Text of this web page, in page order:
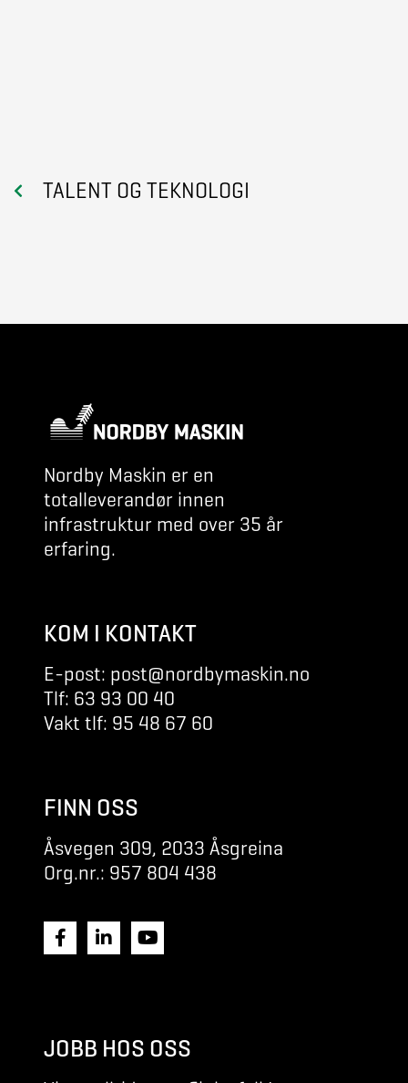
TALENT OG TEKNOLOGI
Nordby Maskin er en
totalleverandør innen
infrastruktur med over 35 år
erfaring.
KOM I KONTAKT
E-post: post@nordbymaskin.no
Tlf: 63 93 00 40
Vakt tlf: 95 48 67 60
FINN OSS
Åsvegen 309, 2033 Åsgreina
Org.nr.: 957 804 438
JOBB HOS OSS